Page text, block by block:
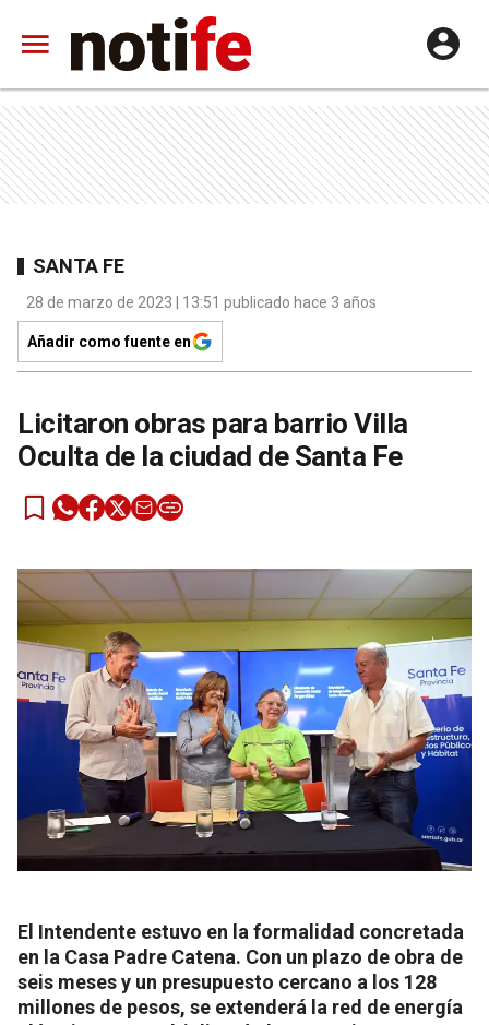
SANTA FE
28 de marzo de 2023 | 13:51 publicado hace 3 años
Añadir como fuente en
Licitaron obras para barrio Villa
Oculta de la ciudad de Santa Fe
El Intendente estuvo en la formalidad concretada
en la Casa Padre Catena. Con un plazo de obra de
seis meses y un presupuesto cercano a los 128
millones de pesos, se extenderá la red de energía